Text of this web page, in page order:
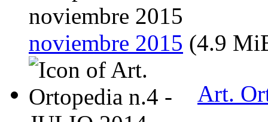
noviembre 2015 (4.9
Art.